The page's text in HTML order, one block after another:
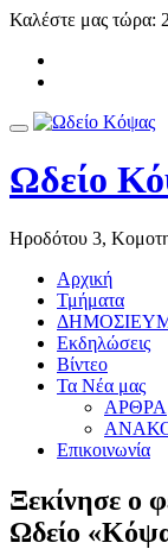
Skip
content
Καλέστε μας τώρα:
Toggle
Ωδείο
Ηροδότου 3,
Αρχική
Τμήματα
Εκδηλώσεις
Βίντεο
Τα Νέα μας
ΑΡΘΡΑ
Επικοινωνία
Ξεκίνησε ο
Ωδείο